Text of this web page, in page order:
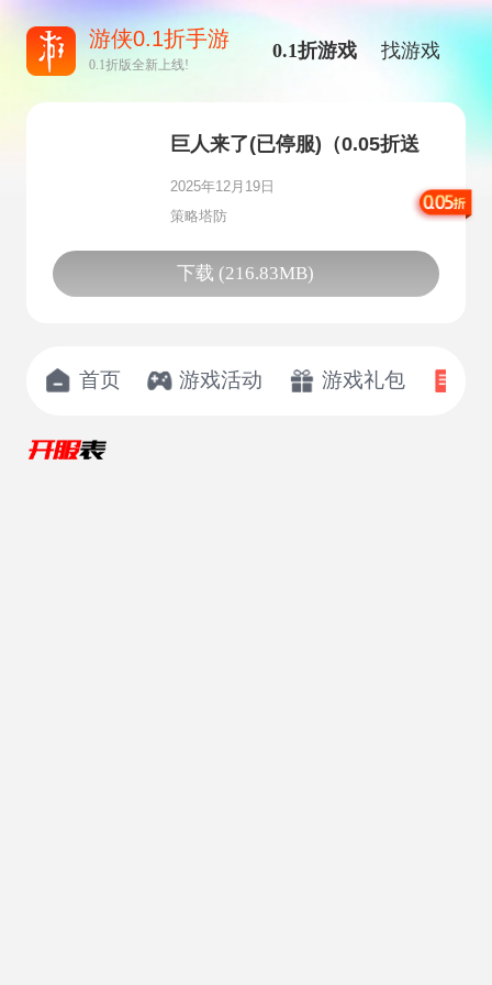
游侠0.1折手游
0.1折版全新上线!
0.1折游戏 找游戏
巨人来了(已停服)（0.05折送
十星赫菲斯）
2025年12月19日
策略塔防
下载 (216.83MB)
首页 游戏活动 游戏礼包